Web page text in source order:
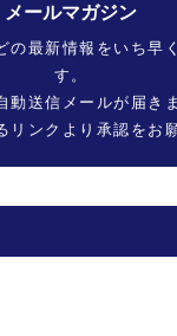
メールマガジン
の最新情報をいち早
す。
動送信メールが届き
リンクより承認をお